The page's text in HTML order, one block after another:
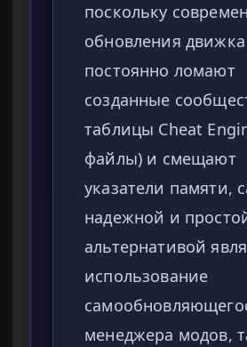
поскольку
обновления движка
постоянно ломают
созданные
таблицы Cheat
файлы) и смещают
указатели памяти,
надежной и
альтернативой
использование
менеджера модов,